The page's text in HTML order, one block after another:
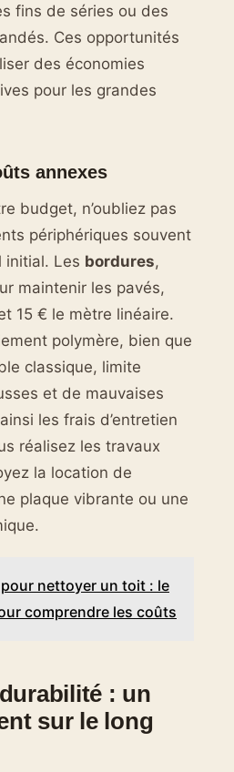
fins de séries ou des
Ces opportunités
des économies
pour les grandes
annexes
budget, n’oubliez pas
périphériques souvent
initial. Les bordures,
maintenir les pavés,
15 € le mètre linéaire.
polymère, bien que
classique, limite
et de mauvaises
les frais d’entretien
réalisez les travaux
la location de
plaque vibrante ou une
nettoyer un toit : le
comprendre les coûts
: un
sur le long